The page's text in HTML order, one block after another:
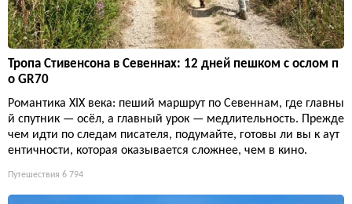
Тропа Стивенсона в Севеннах: 12 дней пешком с ослом п
о GR70
Романтика XIX века: пеший маршрут по Севеннам, где главны
й спутник — осёл, а главный урок — медлительность. Прежде
чем идти по следам писателя, подумайте, готовы ли вы к аут
ентичности, которая оказывается сложнее, чем в кино.
Путешествия 6 794